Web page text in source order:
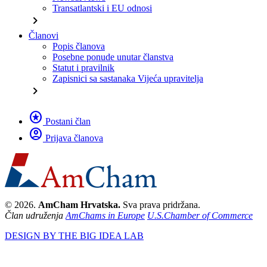
Transatlantski i EU odnosi
chevron_right
Članovi
Popis članova
Posebne ponude unutar članstva
Statut i pravilnik
Zapisnici sa sastanaka Vijeća upravitelja
chevron_right
stars Postani član
account_circle Prijava članova
© 2026. AmCham Hrvatska. Sva prava pridržana.
Član udruženja AmChams in Europe U.S.Chamber of Commerce
DESIGN BY THE BIG IDEA LAB